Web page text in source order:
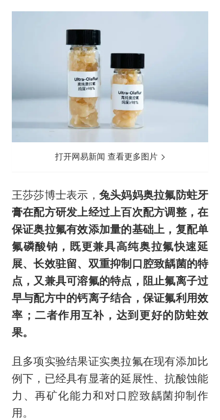
打开网易新闻 查看更多图片
王莎莎博士表示， 兔头妈妈奥拉氟防蛀牙
膏在配方研发上经过上百次配方调整，在
保证奥拉氟有效添加量的基础上，复配单
氟磷酸钠，既更兼具高纯奥拉氟快速延
展、长效驻留、双重抑制口腔致龋菌的特
点，又兼具可溶氟的特点，阻止氟离子过
早与配方中的钙离子结合，保证氟利用效
率；二者作用互补，达到更好的防蛀效
果。
且多项实验结果证实奥拉氟在现有添加比
例下，已经具有显著的延展性、抗酸蚀能
力、再矿化能力和对口腔致龋菌抑制作
用。